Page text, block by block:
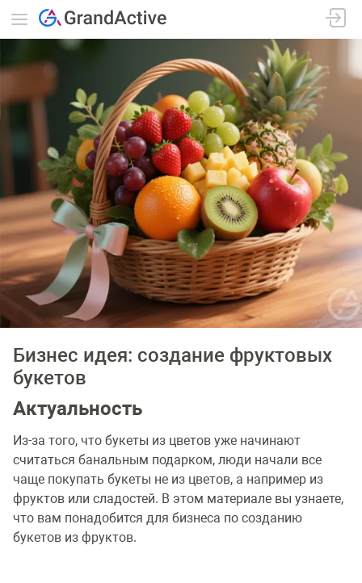
Бизнес идея: создание фруктовых
букетов
Актуальность
Из-за того, что букеты из цветов уже начинают
считаться банальным подарком, люди начали все
чаще покупать букеты не из цветов, а например из
фруктов или сладостей. В этом материале вы узнаете,
что вам понадобится для бизнеса по созданию
букетов из фруктов.